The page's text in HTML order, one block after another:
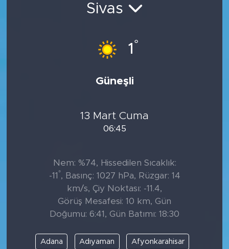
Sivas
1 °
Güneşli
13 Mart Cuma
06:45
Nem: %74, Hissedilen Sıcaklık:
-11 °, Basınç: 1027 hPa, Rüzgar: 14
km/s, Çiy Noktası: -11.4,
Görüş Mesafesi: 10 km, Gün
Doğumu: 6:41, Gün Batımı: 18:30
Adana Adıyaman Afyonkarahisar